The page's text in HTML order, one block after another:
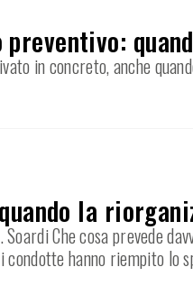
in concreto, anche
la
Che cosa prevede
hanno riempito lo